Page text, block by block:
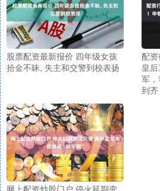
股票配资最新报价 四年级女孩
拾金不昧, 失主和交警到校表扬
配
皇
军
到齐
网上配资炒股门户 停火延期变